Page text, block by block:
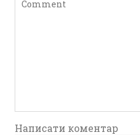
Написати коментар